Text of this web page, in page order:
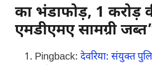
का भंडाफोड़, 1 करोड़
एमडीएमए सामग्री
Pingback: देवरिया: संयुक्त